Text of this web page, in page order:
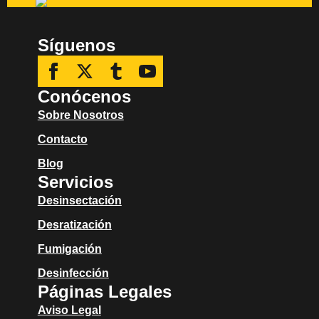
Síguenos
Conócenos
Sobre Nosotros
Contacto
Blog
Servicios
Desinsectación
Desratización
Fumigación
Desinfección
Páginas Legales
Aviso Legal